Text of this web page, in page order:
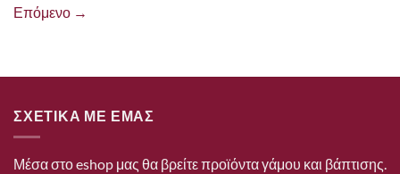
Επόμενο →
ΣΧΕΤΙΚΑ ΜΕ ΕΜΑΣ
Μέσα στο eshop μας θα βρείτε προϊόντα γάμου και βάπτισης.